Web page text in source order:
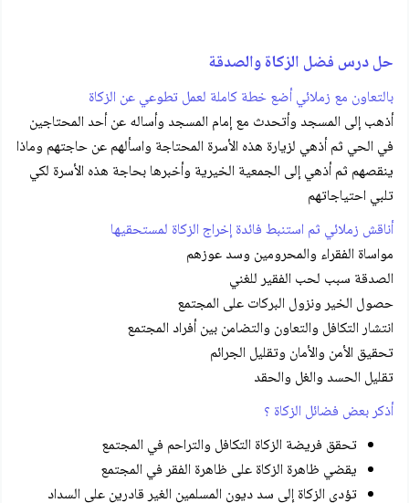
حل درس فضل الزكاة والصدقة
بالتعاون مع زملائي أضع خطة كاملة لعمل تطوعي عن الزكاة
أذهب إلى المسجد وأتحدث مع إمام المسجد وأساله عن أحد المحتاجين
في الحي ثم أذهي لزيارة هذه الأسرة المحتاجة واسألهم عن حاجتهم وماذا
ينقصهم ثم أذهي إلى الجمعية الخيرية وأخبرها بحاجة هذه الأسرة لكي
تلبي احتياجاتهم
أناقش زملائي ثم استنبط فائدة إخراج الزكاة لمستحقيها
مواساة الفقراء والمحرومين وسد عوزهم
الصدقة سبب لحب الفقير للغني
حصول الخير ونزول البركات على المجتمع
انتشار التكافل والتعاون والتضامن بين أفراد المجتمع
تحقيق الأمن والأمان وتقليل الجرائم
تقليل الحسد والغل والحقد
أذكر بعض فضائل الزكاة ؟
تحقق فريضة الزكاة التكافل والتراحم في المجتمع
يقضي ظاهرة الزكاة على ظاهرة الفقر في المجتمع
تؤدي الزكاة إلى سد ديون المسلمين الغير قادرين على السداد